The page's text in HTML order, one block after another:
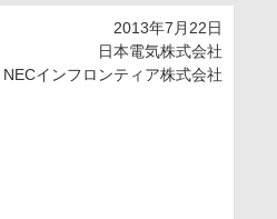
2013年7月22日
日本電気株式会社
NECインフロンティア株式会社